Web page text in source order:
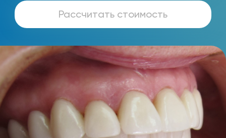
Рассчитать стоимость